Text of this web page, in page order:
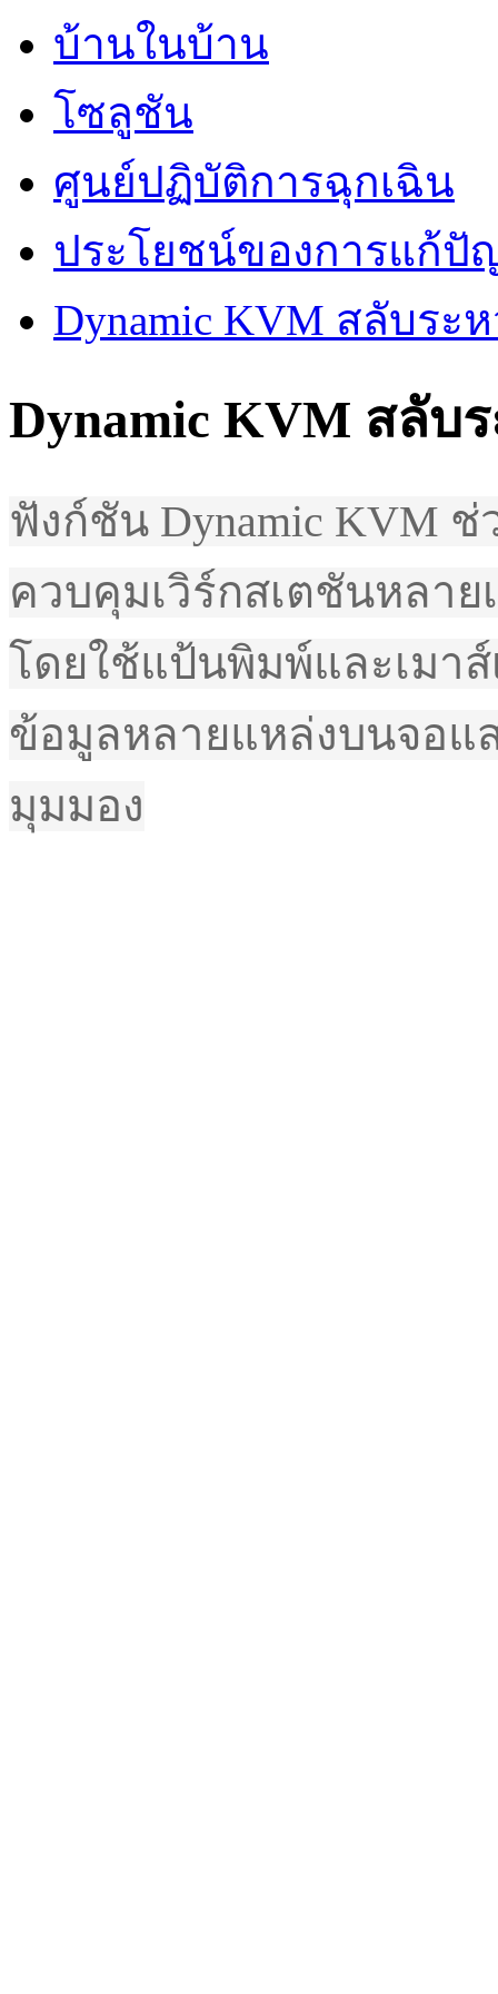
บ้านในบ้าน
โซลูชัน
ศูนย์ปฏิบัติการฉุกเฉิน
ประโยชน์ของการแก้ปั
Dynamic KVM สลับระ
Dynamic KVM สลับ
ฟังก์ชัน Dynamic KVM
ควบคุมเวิร์กสเตชันหลา
โดยใช้แป้นพิมพ์และเมา
ข้อมูลหลายแหล่งบนจอแ
มุมมอง